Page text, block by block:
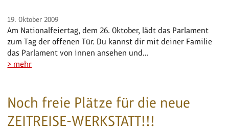
19. Oktober 2009
Am Nationalfeiertag, dem 26. Oktober, lädt das Parlament
zum Tag der offenen Tür. Du kannst dir mit deiner Familie
das Parlament von innen ansehen und…
> mehr
Noch freie Plätze für die neue
ZEITREISE-WERKSTATT!!!